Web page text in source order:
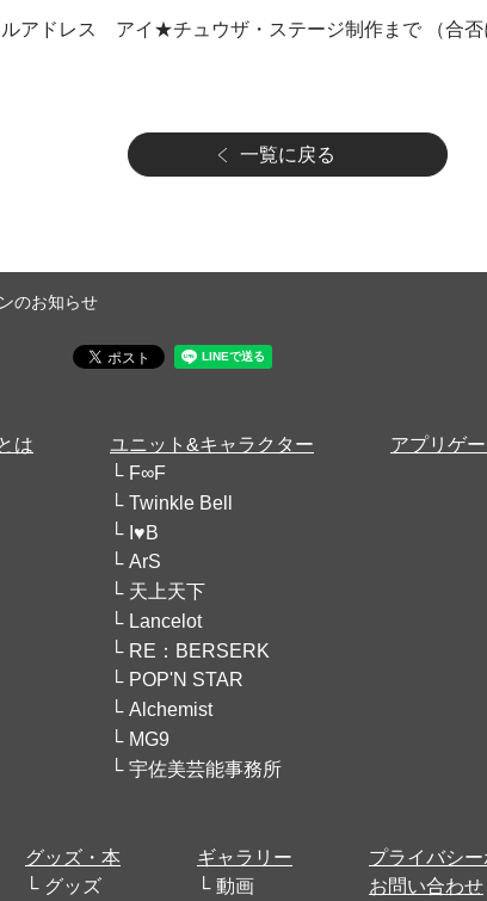
ルアドレス アイ★チュウザ・ステージ制作まで （合
一覧に戻る
のお知らせ
は
ユニット&キャラクター
F∞F
Twinkle Bell
I♥B
ArS
天上天下
Lancelot
RE：BERSERK
POP'N STAR
Alchemist
MG9
宇佐美芸能事務所
アプリゲ
グッズ・本
グッズ
ギャラリー
動画
プライバシ
お問い合わせ